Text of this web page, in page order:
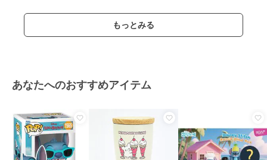
もっとみる
あなたへのおすすめアイテム